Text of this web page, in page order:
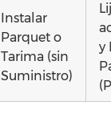
Instalar
Parquet o
Tarima (sin
Suministro)
y